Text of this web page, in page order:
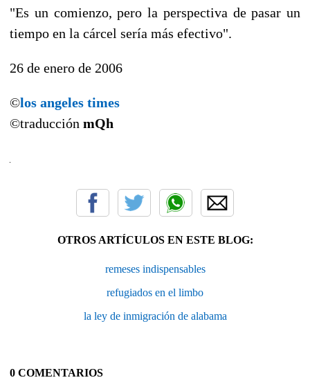
"Es un comienzo, pero la perspectiva de pasar un
tiempo en la cárcel sería más efectivo".
26 de enero de 2006
©los angeles times
©traducción mQh
OTROS ARTÍCULOS EN ESTE BLOG:
remeses indispensables
refugiados en el limbo
la ley de inmigración de alabama
0 COMENTARIOS